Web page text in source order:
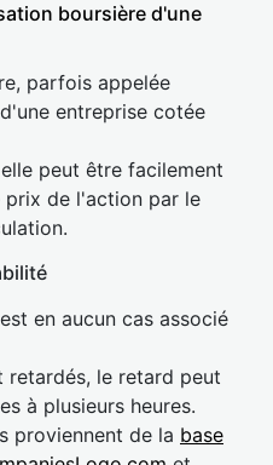
boursière d'une
parfois appelée
entreprise cotée
peut être facilement
prix de l'action par le
en aucun cas associé
retardés, le retard peut
à plusieurs heures.
proviennent de la base